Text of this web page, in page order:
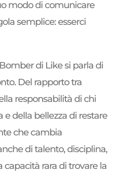
modo di comunicare
semplice: esserci
di Like si parla di
Del rapporto tra
responsabilità di chi
della bellezza di restare
che cambia
di talento, disciplina,
capacità rara di trovare la